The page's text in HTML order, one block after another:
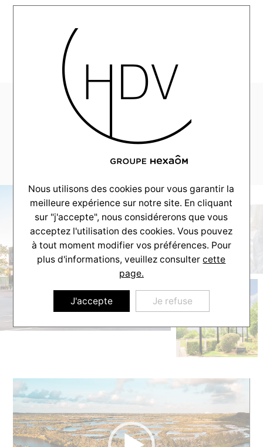
CV-Reportage-
LETEICH-MONTAGE-
2026-V1-SON3-Lite
Lecteur
vidéo
Nous utilisons des cookies pour vous garantir la
meilleure expérience sur notre site. En cliquant
sur "j'accepte", nous considérerons que vous
acceptez l'utilisation des cookies. Vous pouvez
à tout moment modifier vos préférences. Pour
plus d'informations, veuillez consultercette
page.
J'accepte Je refuse